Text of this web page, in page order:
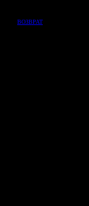
ВОЗВРАТ